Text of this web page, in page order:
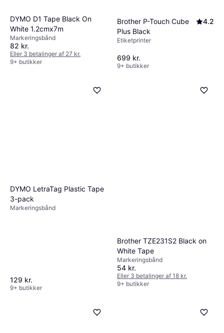
DYMO D1 Tape Black On
White 1.2cmx7m
Markeringsbånd
82 kr.
Eller 3 betalinger af 27 kr.
9+ butikker
Brother P-Touch Cube
Plus Black
4.2
Etiketprinter
699 kr.
9+ butikker
DYMO LetraTag Plastic Tape
3-pack
Markeringsbånd
129 kr.
9+ butikker
Brother TZE231S2 Black on
White Tape
Markeringsbånd
54 kr.
Eller 3 betalinger af 18 kr.
9+ butikker